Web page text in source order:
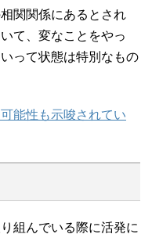
関関係にあるとされ
て、変なことをやっ
って状態は特別なもの
能性も示唆されてい
組んでいる際に活発に